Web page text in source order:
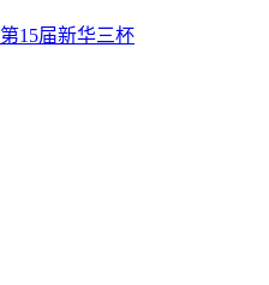
第15届新华三杯